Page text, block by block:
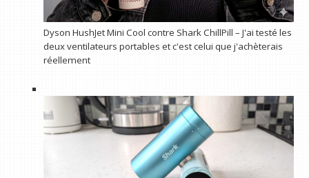
Dyson HushJet Mini Cool contre Shark ChillPill – J'ai testé les
deux ventilateurs portables et c'est celui que j'achèterais
réellement